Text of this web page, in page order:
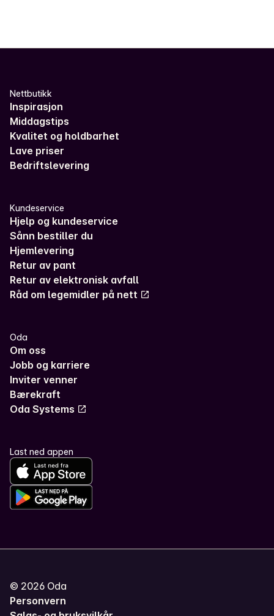
Nettbutikk
Inspirasjon
Middagstips
Kvalitet og holdbarhet
Lave priser
Bedriftslevering
Kundeservice
Hjelp og kundeservice
Sånn bestiller du
Hjemlevering
Retur av pant
Retur av elektronisk avfall
Råd om legemidler på nett
Oda
Om oss
Jobb og karriere
Inviter venner
Bærekraft
Oda Systems
Last ned appen
© 2026 Oda
Personvern